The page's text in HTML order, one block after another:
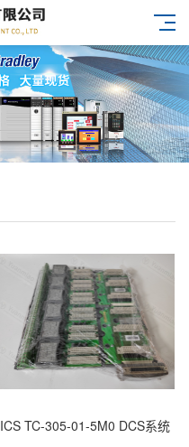
ICS TC-305-01-5M0 DCS系统